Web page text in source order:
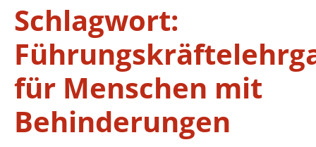
Schlagwort:
für Menschen mit
Behinderungen